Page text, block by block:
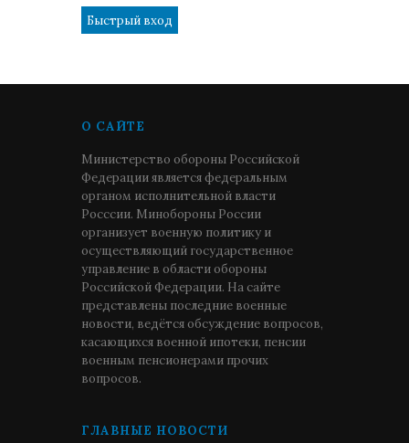
О САЙТЕ
Министерство обороны Российской
Федерации является федеральным
органом исполнительной власти
Росссии. Минобороны России
организует военную политику и
осуществляющий государственное
управление в области обороны
Российской Федерации. На сайте
представлены последние военные
новости, ведётся обсуждение вопросов,
касающихся военной ипотеки, пенсии
военным пенсионерами прочих
вопросов.
ГЛАВНЫЕ НОВОСТИ